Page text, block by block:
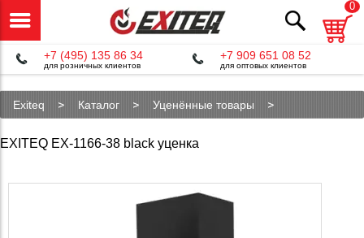
0
+7 (495) 135 86 34
для розничных клиентов
+7 909 651 08 52
для оптовых клиентов
Exiteq Каталог
Уценённые товары
EXITEQ EX-1166-38 black уценка